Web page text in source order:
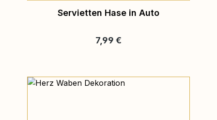
Servietten Hase in Auto
Regulärer Preis:
7,99 €